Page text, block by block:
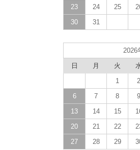
23
24 25
30
31
2026
日
月 火
1
2
6
7 8 9
13
14 15
20
21 22
27
28 29